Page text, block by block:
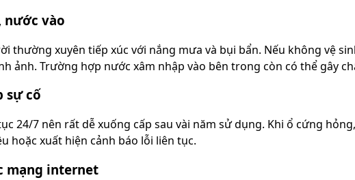
nước vào
thường xuyên tiếp xúc với nắng mưa và bụi bẩn. Nếu không vệ
ảnh. Trường hợp nước xâm nhập vào bên trong còn có thể gây
sự cố
24/7 nên rất dễ xuống cấp sau vài năm sử dụng. Khi ổ cứng
hoặc xuất hiện cảnh báo lỗi liên tục.
mạng internet